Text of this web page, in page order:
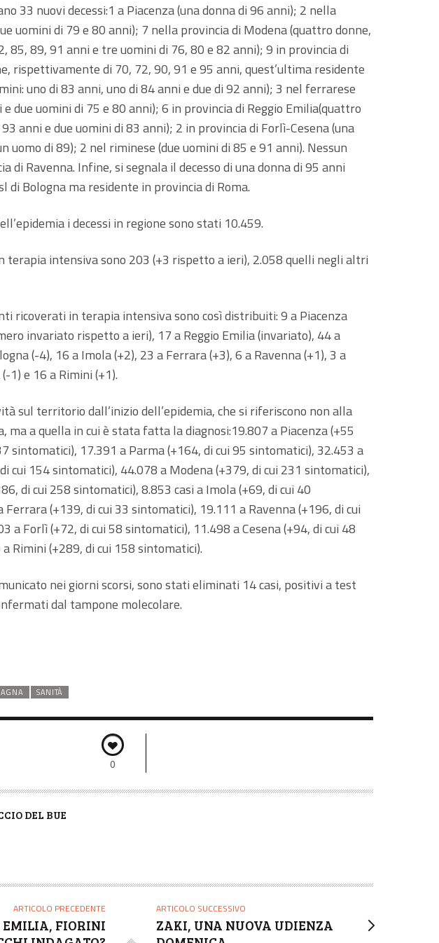
33 nuovi decessi:1 a Piacenza (una donna di 96 anni); 2 nella
uomini di 79 e 80 anni); 7 nella provincia di Modena (quattro donne,
85, 89, 91 anni e tre uomini di 76, 80 e 82 anni); 9 in provincia di
rispettivamente di 70, 72, 90, 91 e 95 anni, quest’ultima residente
uno di 83 anni, uno di 84 anni e due di 92 anni); 3 nel ferrarese
due uomini di 75 e 80 anni); 6 in provincia di Reggio Emilia(quattro
anni e due uomini di 83 anni); 2 in provincia di Forlì-Cesena (una
uomo di 89); 2 nel riminese (due uomini di 85 e 91 anni). Nessun
di Ravenna. Infine, si segnala il decesso di una donna di 95 anni
di Bologna ma residente in provincia di Roma.
i decessi in regione sono stati 10.459.
terapia intensiva sono 203 (+3 rispetto a ieri), 2.058 quelli negli altri
ricoverati in terapia intensiva sono così distribuiti: 9 a Piacenza
invariato rispetto a ieri), 17 a Reggio Emilia (invariato), 44 a
(-4), 16 a Imola (+2), 23 a Ferrara (+3), 6 a Ravenna (+1), 3 a
1) e 16 a Rimini (+1).
sul territorio dall’inizio dell’epidemia, che si riferiscono non alla
ma a quella in cui è stata fatta la diagnosi:19.807 a Piacenza (+55
sintomatici), 17.391 a Parma (+164, di cui 95 sintomatici), 32.453 a
cui 154 sintomatici), 44.078 a Modena (+379, di cui 231 sintomatici),
di cui 258 sintomatici), 8.853 casi a Imola (+69, di cui 40
(+139, di cui 33 sintomatici), 19.111 a Ravenna (+196, di cui
a Forlì (+72, di cui 58 sintomatici), 11.498 a Cesena (+94, di cui 48
Rimini (+289, di cui 158 sintomatici).
nei giorni scorsi, sono stati eliminati 14 casi, positivi a test
dal tampone molecolare.
SANITÀ
0
DEL BUE
ARTICOLO PRECEDENTE
EMILIA, FIORINI
ARTICOLO SUCCESSIVO
ZAKI, UNA NUOVA UDIENZA